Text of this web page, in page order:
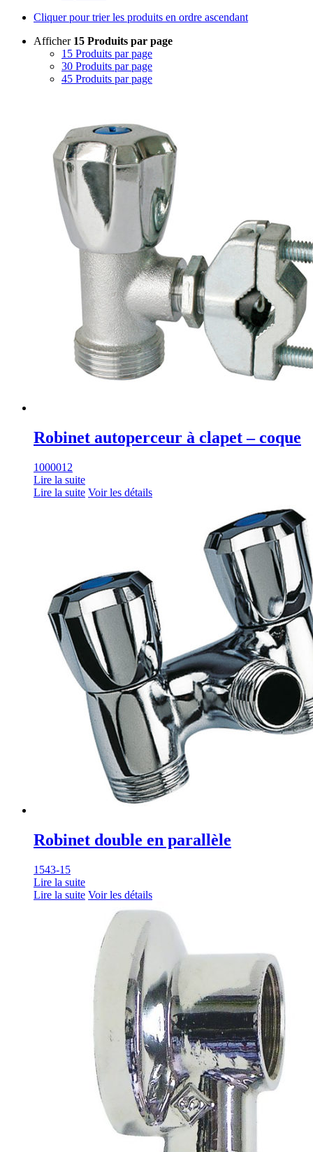
Cliquer pour trier les produits en ordre ascendant
Afficher 15 Produits par page
15 Produits par page
30 Produits par page
45 Produits par page
Robinet autoperceur à clapet – coque
1000012
Lire la suite
Lire la suite Voir les détails
Robinet double en parallèle
1543-15
Lire la suite
Lire la suite Voir les détails